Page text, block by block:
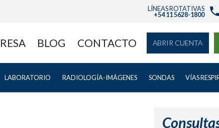
LÍNEAS ROTATIVAS
+54 11 5628-1800
BLOG CONTACTO ABRIR CUENTA
LABORATORIO RADIOLOGÍA-IMÁGENES SONDAS VÍAS